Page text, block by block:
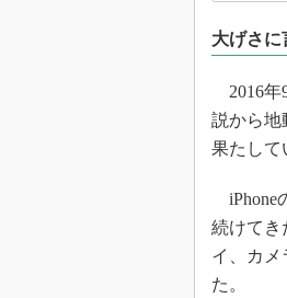
大げさに
2016年
説から地
果たして
iPhone
続けてき
イ、カメ
た。